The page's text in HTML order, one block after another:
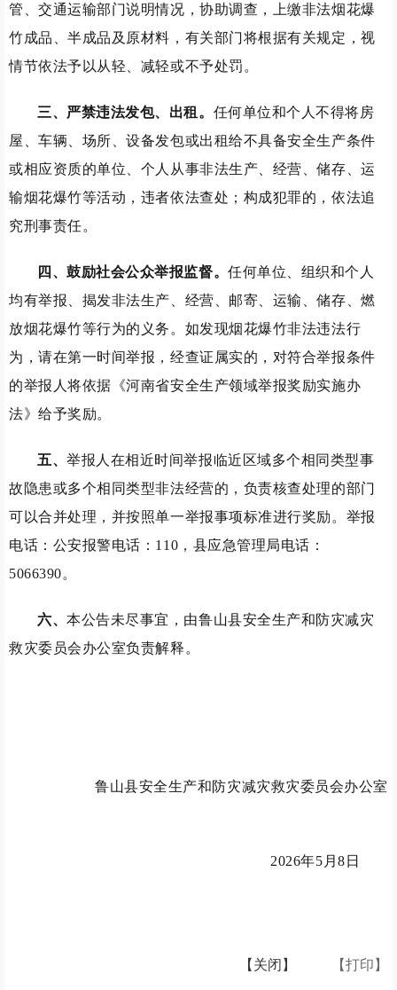
管、交通运输部门说明情况，协助调查，上缴非法烟花爆
竹成品、半成品及原材料，有关部门将根据有关规定，视
情节依法予以从轻、减轻或不予处罚。
三、 严禁违法发包、出租。 任何单位和个人不得将房
屋、车辆、场所、设备发包或出租给不具备安全生产条件
或相应资质的单位、个人从事非法生产、经营、储存、运
输烟花爆竹等活动，违者依法查处；构成犯罪的，依法追
究刑事责任。
四 、鼓励社会公众举报监督。任何单位、组织和个人
均有举报、揭发非法生产、经营、邮寄、运输、储存、燃
放烟花爆竹等行为的义务。如发现烟花爆竹非法违法行
为，请在第一时间举报，经查证属实的，对符合举报条件
的举报人将依据《河南省安全生产领域举报奖励实施办
法》给予奖励。
五、举报人在相近时间举报临近区域多个相同类型事
故隐患或多个相同类型非法经营的，负责核查处理的部门
可以合并处理，并按照单一举报事项标准进行奖励。举报
电话：公安报警电话：110，县应急管理局电话：
5066390。
六、本公告未尽事宜，由鲁山县安全生产和防灾减灾
救灾委员会办公室负责解释。
鲁山县安全生产和防灾减灾救灾委员会办公室
2026年5月8日
【打印】
【关闭】